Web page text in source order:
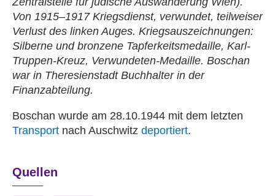
Von 1915–1917 Kriegsdienst, verwundet, teilweiser
Verlust des linken Auges. Kriegsauszeichnungen:
Silberne und bronzene Tapferkeitsmedaille, Karl-
Truppen-Kreuz, Verwundeten-Medaille. Boschan
war in Theresienstadt Buchhalter in der
Finanzabteilung.
Boschan wurde am 28.10.1944 mit dem letzten
Transport nach Auschwitz deportiert.
Quellen